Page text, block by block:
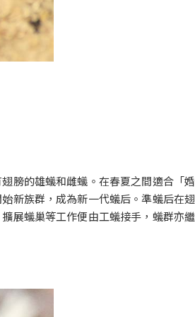
膀的雄蟻和雌蟻。在春夏之間適合「婚
新族群，成為新一代蟻后。準蟻后在翅
展蟻巢等工作便由工蟻接手，蟻群亦繼